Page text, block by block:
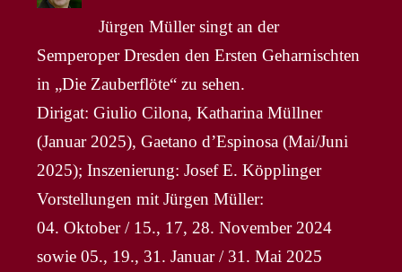
Jürgen Müller singt an der
Semperoper Dresden den Ersten Geharnischten
in „Die Zauberflöte“ zu sehen.
Dirigat: Giulio Cilona, Katharina Müllner
(Januar 2025), Gaetano d’Espinosa (Mai/Juni
2025); Inszenierung: Josef E. Köpplinger
Vorstellungen mit Jürgen Müller:
04. Oktober / 15., 17, 28. November 2024
sowie 05., 19., 31. Januar / 31. Mai 2025